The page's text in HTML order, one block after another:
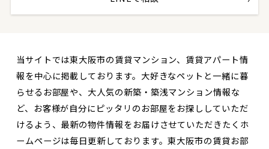
当サイトでは東大阪市の賃貸マンション、賃貸アパート情
報を中心に掲載しております。大好きなペットと一緒に暮
らせるお部屋や、大人気の新築・築浅マンション情報な
ど、お客様が自分にピッタリのお部屋をお探ししていただ
けるよう、最新の物件情報をお届けさせていただきたくホ
ームページは毎日更新しております。東大阪市の賃貸お部